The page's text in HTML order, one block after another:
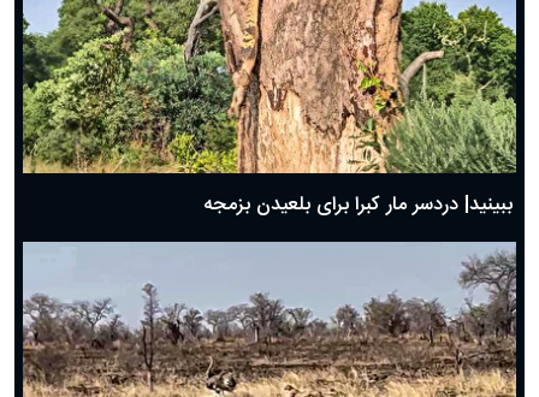
ببینید| دردسر مار کبرا برای بلعیدن بزمجه